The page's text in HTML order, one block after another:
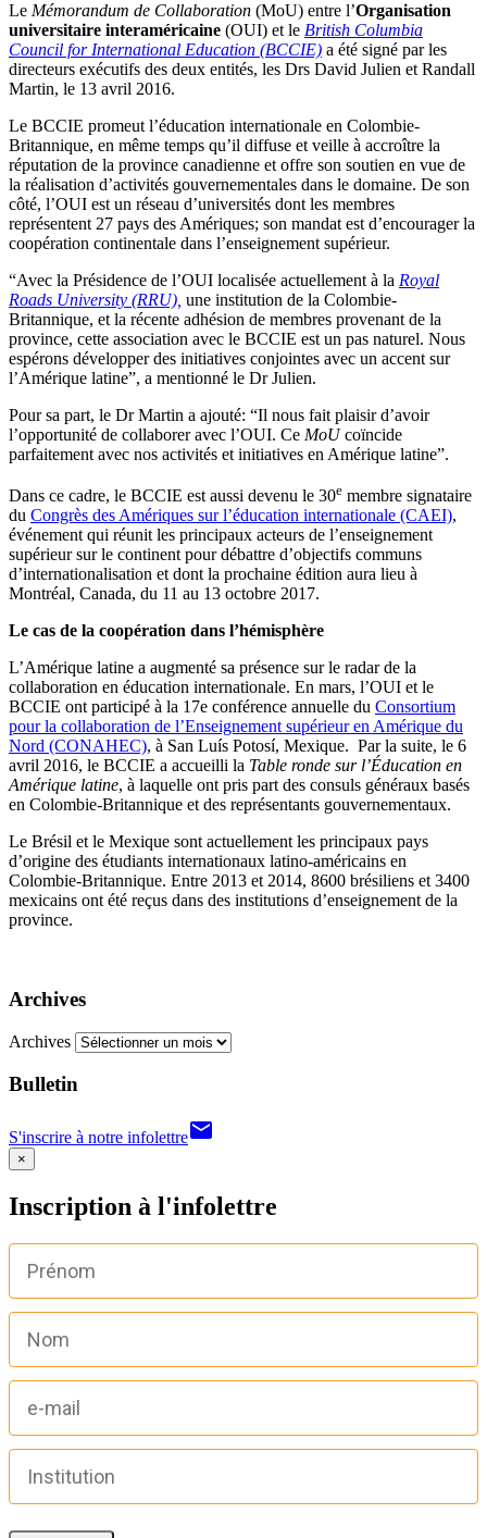
Le Mémorandum de Collaboration (MoU) entre l’Organisation
universitaire interaméricaine (OUI) et le British Columbia
Council for International Education (BCCIE) a été signé par les
directeurs exécutifs des deux entités, les Drs David Julien et Randall
Martin, le 13 avril 2016.
Le BCCIE promeut l’éducation internationale en Colombie-
Britannique, en même temps qu’il diffuse et veille à accroître la
réputation de la province canadienne et offre son soutien en vue de
la réalisation d’activités gouvernementales dans le domaine. De son
côté, l’OUI est un réseau d’universités dont les membres
représentent 27 pays des Amériques; son mandat est d’encourager la
coopération continentale dans l’enseignement supérieur.
“Avec la Présidence de l’OUI localisée actuellement à la Royal
Roads University (RRU), une institution de la Colombie-
Britannique, et la récente adhésion de membres provenant de la
province, cette association avec le BCCIE est un pas naturel. Nous
espérons développer des initiatives conjointes avec un accent sur
l’Amérique latine”, a mentionné le Dr Julien.
Pour sa part, le Dr Martin a ajouté: “Il nous fait plaisir d’avoir
l’opportunité de collaborer avec l’OUI. Ce MoUcoïncide
parfaitement avec nos activités et initiatives en Amérique latine”.
Dans ce cadre, le BCCIE est aussi devenu le 30e membre signataire
du Congrès des Amériques sur l’éducation internationale (CAEI),
événement qui réunit les principaux acteurs de l’enseignement
supérieur sur le continent pour débattre d’objectifs communs
d’internationalisation et dont la prochaine édition aura lieu à
Montréal, Canada, du 11 au 13 octobre 2017.
Le cas de la coopération dans l’hémisphère
L’Amérique latine a augmenté sa présence sur le radar de la
collaboration en éducation internationale. En mars, l’OUI et le
BCCIE ont participé à la 17e conférence annuelle du Consortium
pour la collaboration de l’Enseignement supérieur en Amérique du
Nord (CONAHEC), à San Luís Potosí, Mexique. Par la suite, le 6
avril 2016, le BCCIE a accueilli la Table ronde sur l’Éducation en
Amérique latine, à laquelle ont pris part des consuls généraux basés
en Colombie-Britannique et des représentants gouvernementaux.
Le Brésil et le Mexique sont actuellement les principaux pays
d’origine des étudiants internationaux latino-américains en
Colombie-Britannique. Entre 2013 et 2014, 8600 brésiliens et 3400
mexicains ont été reçus dans des institutions d’enseignement de la
province.
Archives
Archives
Bulletin
S'inscrire à notre infolettreemail
×
Inscription à l'infolettre